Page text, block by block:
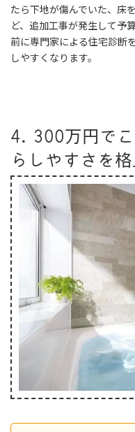
たら下地が傷んでいた、床
ど、追加工事が発生して予
前に専門家による住宅診断
しやすくなります。
4. 300万円で
らしやすさを格